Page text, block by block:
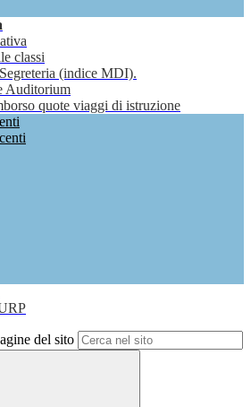
classi
(indice MDI).
Auditorium
quote viaggi di istruzione
del sito